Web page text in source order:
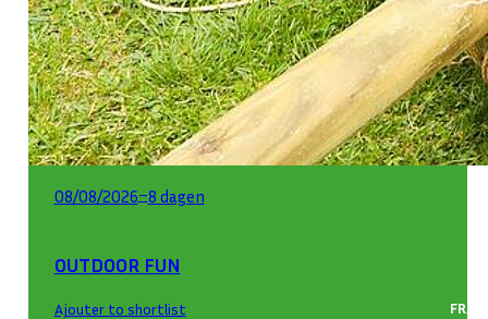
08/08/2026–8 dagen
OUTDOOR FUN
Ajouter to shortlist